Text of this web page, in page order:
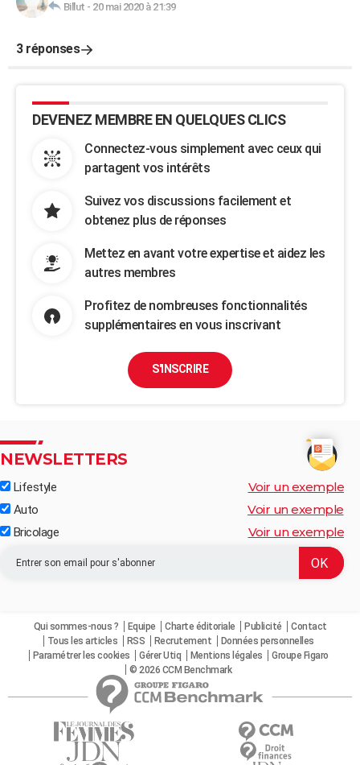
Billut - 20 mai 2020 à 21:39
3 réponses
DEVENEZ MEMBRE EN QUELQUES CLICS
Connectez-vous simplement avec ceux qui
partagent vos intérêts
Suivez vos discussions facilement et
obtenez plus de réponses
Mettez en avant votre expertise et aidez les
autres membres
Profitez de nombreuses fonctionnalités
supplémentaires en vous inscrivant
S'INSCRIRE
NEWSLETTERS
Lifestyle Voir un exemple
Auto Voir un exemple
Bricolage Voir un exemple
Qui sommes-nous ? Equipe Charte éditoriale Publicité
Contact
Tous les articles
RSS Recrutement
Données personnelles
Paramétrer les cookies
Gérer Utiq Mentions légales
Groupe Figaro
© 2026 CCM Benchmark